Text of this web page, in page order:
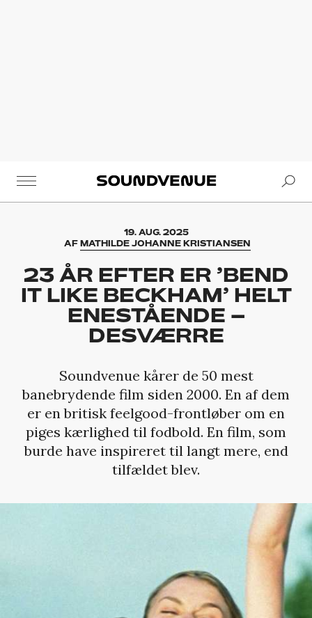
Soundvenue
19. AUG. 2025
AF MATHILDE JOHANNE KRISTIANSEN
23 ÅR EFTER ER ’BEND
IT LIKE BECKHAM’ HELT
ENESTÅENDE –
DESVÆRRE
Soundvenue kårer de 50 mest
banebrydende film siden 2000. En af dem
er en britisk feelgood-frontløber om en
piges kærlighed til fodbold. En film, som
burde have inspireret til langt mere, end
tilfældet blev.